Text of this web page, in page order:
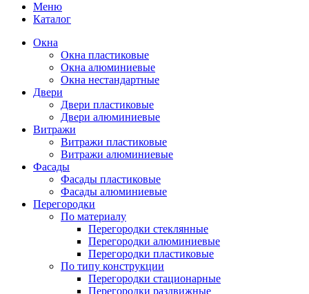
Меню
Каталог
Окна
Окна пластиковые
Окна алюминиевые
Окна нестандартные
Двери
Двери пластиковые
Двери алюминиевые
Витражи
Витражи пластиковые
Витражи алюминиевые
Фасады
Фасады пластиковые
Фасады алюминиевые
Перегородки
По материалу
Перегородки стеклянные
Перегородки алюминиевые
Перегородки пластиковые
По типу конструкции
Перегородки стационарные
Перегородки раздвижные